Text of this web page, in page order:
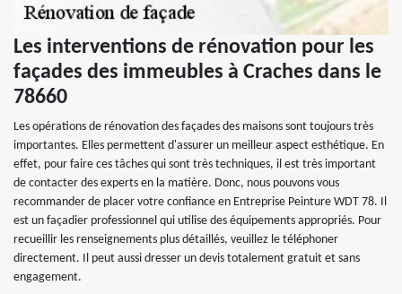
Les interventions de rénovation pour les
façades des immeubles à Craches dans le
78660
Les opérations de rénovation des façades des maisons sont toujours très
importantes. Elles permettent d'assurer un meilleur aspect esthétique. En
effet, pour faire ces tâches qui sont très techniques, il est très important
de contacter des experts en la matière. Donc, nous pouvons vous
recommander de placer votre confiance en Entreprise Peinture WDT 78. Il
est un façadier professionnel qui utilise des équipements appropriés. Pour
recueillir les renseignements plus détaillés, veuillez le téléphoner
directement. Il peut aussi dresser un devis totalement gratuit et sans
engagement.